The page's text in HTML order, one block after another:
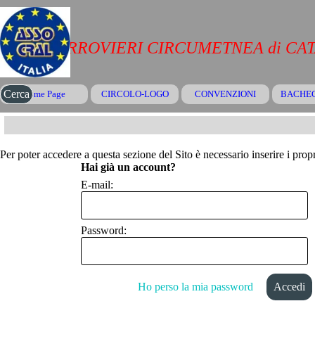
Vai ai contenuti
Salta menù
Home Page CIRCOLO-LOGO ▼
CONVENZIONI
CRAL FERROVIERI CIRCUMETNEA di
Cerca
Per poter accedere a questa sezione del Sito è necessario inserire i
Hai già un account?
E-mail:
Password:
Ho perso la mia password